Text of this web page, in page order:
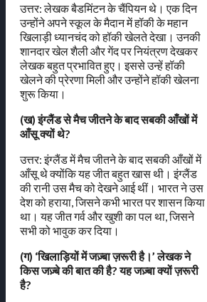
उत्तर: लेखक बैडमिंटन के चैंपियन थे। एक दिन
उन्होंने अपने स्कूल के मैदान में हॉकी के महान
खिलाड़ी ध्यानचंद को हॉकी खेलते देखा। उनकी
शानदार खेल शैली और गेंद पर नियंत्रण देखकर
लेखक बहुत प्रभावित हुए। इससे उन्हें हॉकी
खेलने की प्रेरणा मिली और उन्होंने हॉकी खेलना
शुरू किया।
(ख) इंग्लैंड से मैच जीतने के बाद सबकी आँखों में
आँसू क्यों थे?
उत्तर: इंग्लैंड में मैच जीतने के बाद सबकी आँखों में
आँसू थे क्योंकि यह जीत बहुत खास थी। इंग्लैंड
की रानी उस मैच को देखने आई थीं। भारत ने उस
देश को हराया, जिसने कभी भारत पर शासन किया
था। यह जीत गर्व और खुशी का पल था, जिसने
सभी को भावुक कर दिया।
(ग) ‘खिलाड़ियों में जज़्बा ज़रूरी है।’ लेखक ने
किस जज़्बे की बात की है? यह जज़्बा क्यों ज़रूरी
है?